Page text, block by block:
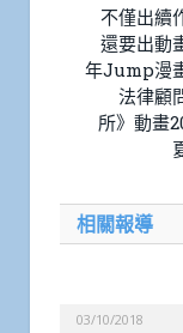
不僅出續
還要出動
年Jump漫
法律顧
所》動畫
相關報導
03/10/2018